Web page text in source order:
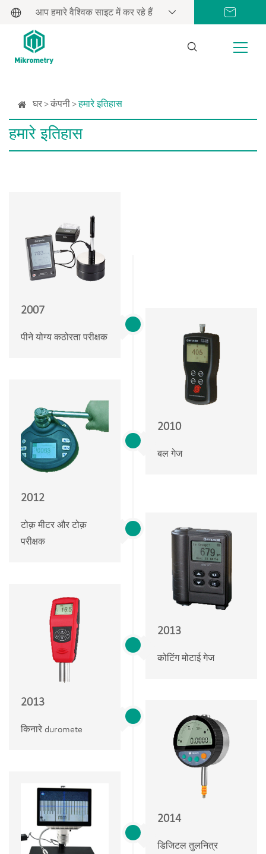
आप हमारे वैश्विक साइट में कर रहे हैं
घर कंपनी हमारे इतिहास
हमारे इतिहास
2007
पीने योग्य कठोरता परीक्षक
2010
बल गेज
2012
टोक़ मीटर और टोक़
परीक्षक
2013
कोटिंग मोटाई गेज
2013
किनारे duromete
2014
डिजिटल तुलनित्र